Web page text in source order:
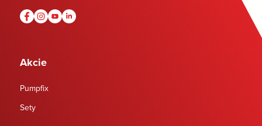
Akcie
Pumpfix
Sety